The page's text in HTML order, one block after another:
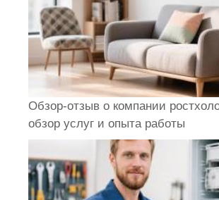
Обзор-отзыв о компании
обзор услуг и опыта работы